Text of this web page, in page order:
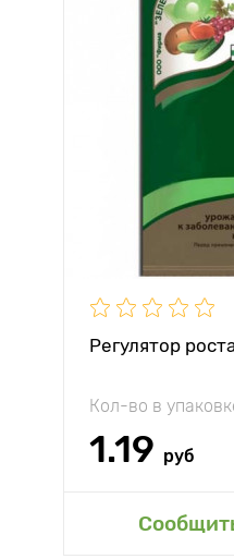
Регулятор
Кол-во в
1.19 руб